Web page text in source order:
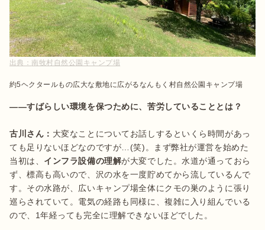
出典： 南牧村自然公園キャンプ場
約5ヘクタールもの広大な敷地に広がるなんもく村自然公園キャンプ場
――すばらしい環境を保つために、苦労していることとは？
古川さん： 大変なことについてお話しするといくら時間があっ
ても足りないほどなのですが…(笑)。まず弊社が運営を始めた
当初は、 インフラ設備の理解が大変でした。水道が通っておら
ず、標高も高いので、沢の水を一度貯めてから流しているんで
す。その水路が、広いキャンプ場全体にクモの巣のように張り
巡らされていて。電気の経路も同様に、複雑に入り組んでいる
ので、1年経っても完全に理解できないほどでした。